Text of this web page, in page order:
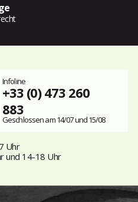
Infoline
+33 (0) 473 260
883
Geschlossen am 14/07 und 15/08
Uhr
und 14-18 Uhr